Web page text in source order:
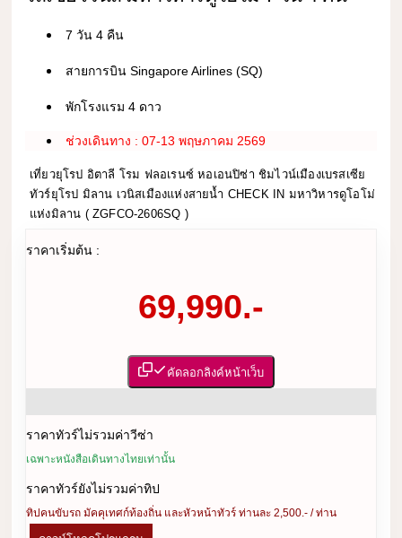
7 วัน 4 คืน
สายการบิน Singapore Airlines (SQ)
พักโรงแรม 4 ดาว
ช่วงเดินทาง : 07-13 พฤษภาคม 2569
เที่ยวยุโรป อิตาลี โรม ฟลอเรนซ์ หอเอนปิซ่า ชิมไวน์เมืองเบรสเซีย
ทัวร์ยุโรป มิลาน เวนิสเมืองแห่งสายน้ำ CHECK IN มหาวิหารดูโอโม่
แห่งมิลาน ( ZGFCO-2606SQ )
ราคาเริ่มต้น :
69,990.-
คัดลอกลิงค์หน้าเว็บ
ราคาทัวร์ไม่รวมค่าวีซ่า
เฉพาะหนังสือเดินทางไทยเท่านั้น
ราคาทัวร์ยังไม่รวมค่าทิป
ทิปคนขับรถ มัคคุเทศก์ท้องถิ่น และหัวหน้าทัวร์ ท่านละ 2,500.- / ท่าน